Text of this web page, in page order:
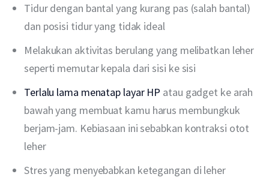
Tidur dengan bantal yang kurang pas (salah bantal)
dan posisi tidur yang tidak ideal
Melakukan aktivitas berulang yang melibatkan leher
seperti memutar kepala dari sisi ke sisi
Terlalu lama menatap layar HP atau gadget ke arah
bawah yang membuat kamu harus membungkuk
berjam-jam. Kebiasaan ini sebabkan kontraksi otot
leher
Stres yang menyebabkan ketegangan di leher